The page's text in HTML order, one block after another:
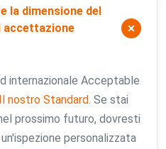
la dimensione del
accettazione
internazionale Acceptable
Il nostro Standard. Se stai
prossimo futuro, dovresti
personalizzata